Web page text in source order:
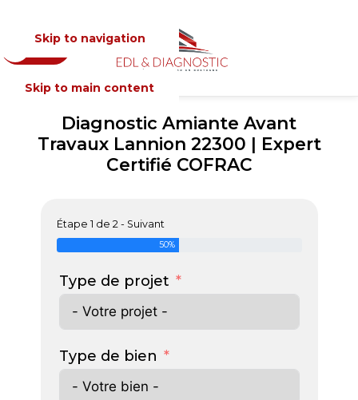
Skip to navigation
Skip to main content
MENU
Diagnostic Amiante Avant
Travaux Lannion 22300 | Expert
Certifié COFRAC
Étape 1 de 2 - Suivant
50%
Type de projet
Type de bien